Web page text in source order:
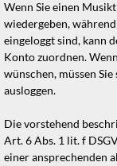
Wenn Sie einen
wiedergeben,
eingeloggt sind, kann
Konto zuordnen.
wünschen, müssen
ausloggen.
Die vorstehend
Art. 6 Abs. 1 lit. f
einer ansprechenden